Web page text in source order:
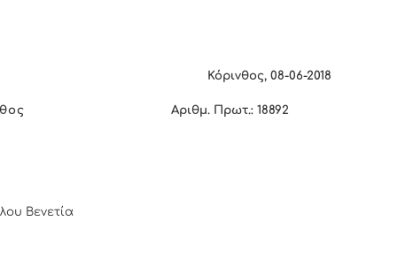
Κόρινθος,08-06-2018
Αριθμ. Πρωτ.: 18892
Βενετία